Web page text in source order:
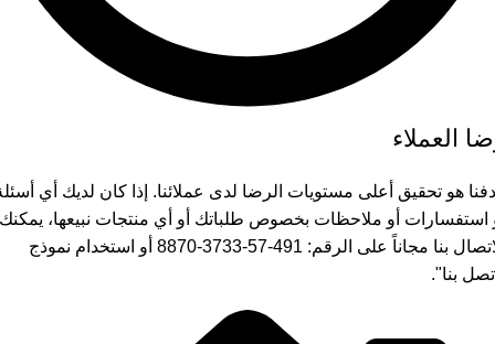
العملاء
هو تحقيق أعلى مستويات الرضا لدى عملائنا. إذا كان لديك أي
استفسارات أو ملاحظات بخصوص طلباتك أو أي منتجات نبيعها، يمكنك
الاتصال بنا مجاناً على الرقم: 491-57-3733-8870 أو استخدام نموذج
بنا".